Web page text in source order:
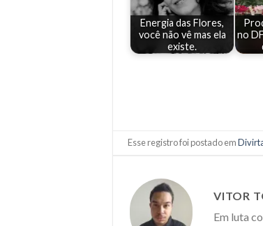
Energia das Flores,
você não vê mas ela
existe.
no
Esse registro foi postado em
VITOR
Em luta